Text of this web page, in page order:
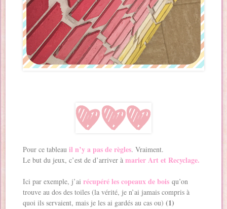
Pour ce tableauil n’y a pas de règles. Vraiment.
Le but du jeux, c’est de d’arriver àmarier Art et Recyclage.
Ici par exemple, j’airécupéré les copeaux de bois qu’on
trouve au dos des toiles (la vérité, je n’ai jamais compris à
quoi ils servaient, mais je les ai gardés au cas ou)(1)